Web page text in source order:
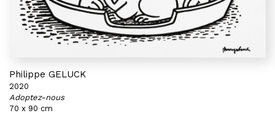
Philippe GELUCK
2020
Adoptez-nous
70 x 90 cm